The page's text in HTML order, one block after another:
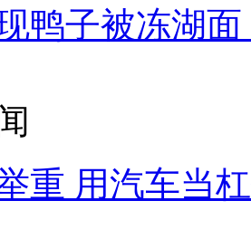
鸭子被冻湖
重 用汽车当